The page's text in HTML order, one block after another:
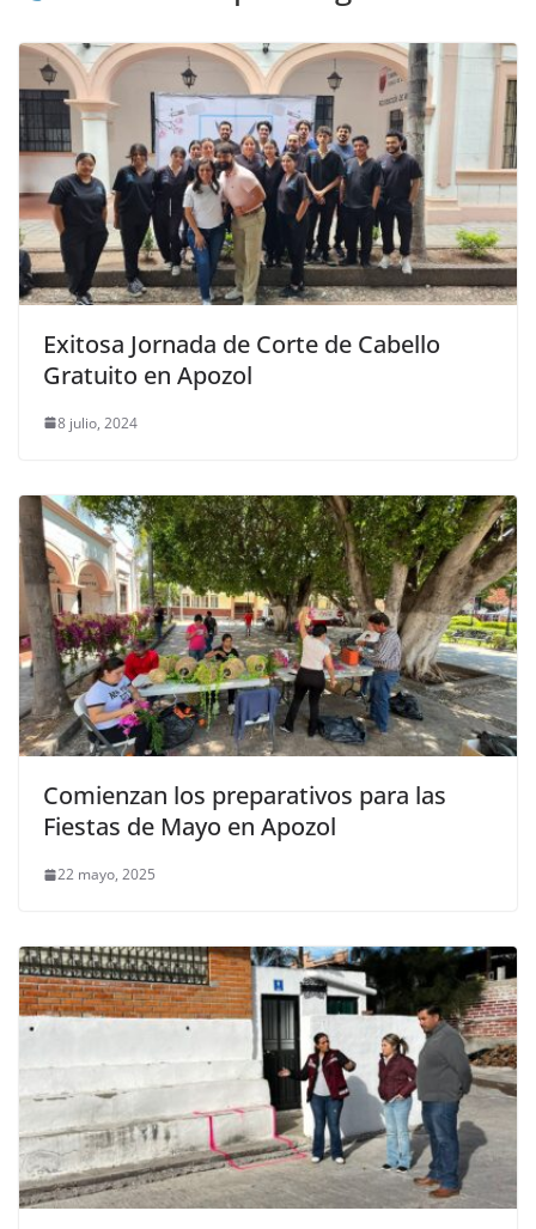
Exitosa Jornada de Corte de Cabello
Gratuito en Apozol
8 julio, 2024
Comienzan los preparativos para las
Fiestas de Mayo en Apozol
22 mayo, 2025